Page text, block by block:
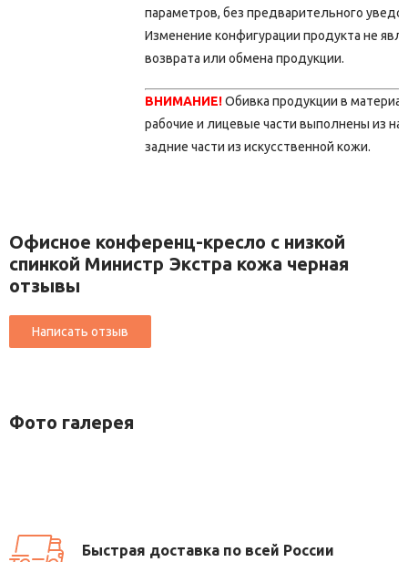
параметров, без предварительного
Изменение конфигурации продукта не
возврата или обмена продукции.
ВНИМАНИЕ!Обивка продукции в
рабочие и лицевые части выполнены из
задние части из искусственной кожи.
Офисное конференц-кресло с низкой
спинкой Министр Экстра кожа черная
отзывы
Фото галерея
Быстрая доставка по всей России